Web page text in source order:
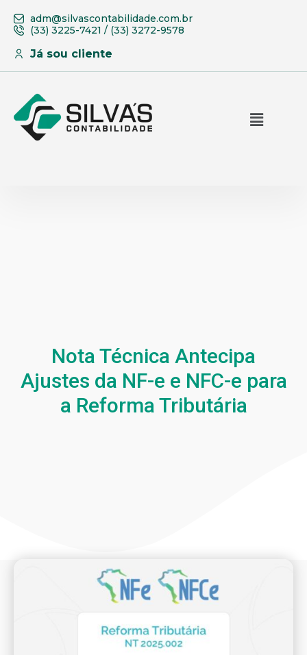
adm@silvascontabilidade.com.br
(33) 3225-7421 / (33) 3272-9578
Já sou cliente
Nota Técnica Antecipa
Ajustes da NF-e e NFC-e para
a Reforma Tributária